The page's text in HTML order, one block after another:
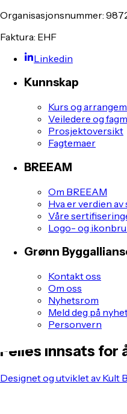
Organisasjonsnummer:
Faktura: EHF
Linkedin
Kunnskap
Kurs og
Veiledere og
Prosjektoversikt
Fagtemaer
BREEAM
Om BREEAM
Hva er verdien
Våre
Logo- og
Grønn
Kontakt oss
Om oss
Nyhetsrom
Meld deg på
Personvern
Felles innsats for
Designet og utviklet av Kult